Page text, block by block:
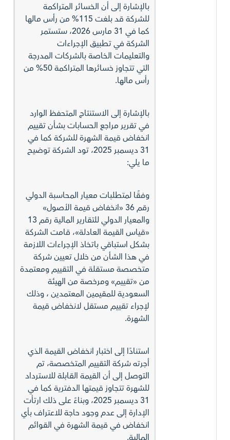
بالإشارة إلى أن الخسائر المتراكمة
للشركة قد بلغت 115% من رأس مالها
كما في 31 مارس 2026، ستستمر
الشركة في تطبيق الإجراءات
والتعليمات الخاصة بالشركات المدرجة
التي تتجاوز خسائرها المتراكمة 50% من
رأس مالها.
بالإشارة إلى الاستنتاج المتحفظ الوارد
في تقرير مراجع الحسابات بشأن تقييم
انخفاض قيمة الشهرة للشركة كما في
31 ديسمبر 2025، تود الشركة توضيح
ما يلي:
وفقًا لمتطلبات معيار المحاسبة الدولي
رقم 36 «انخفاض قيمة الأصول»
والمعيار الدولي للتقارير المالية رقم 13
«قياس القيمة العادلة»، قامت الشركة
بشكل استباقي باتخاذ الإجراءات اللازمة
في هذا الشأن من خلال تعيين شركة
متخصصة مستقلة في التقييم ومعتمدة
من «تقييم» ومرخصة من الهيئة
السعودية للمقيمين المعتمدين ، وذلك
لإجراء تقييم مستقل لانخفاض قيمة
الشهرة.
استنادًا إلى اختبار انخفاض القيمة الذي
أجرته شركة التقييم المتخصصة، تم
التوصل إلى أن القيمة القابلة للاسترداد
للشهرة تتجاوز قيمتها الدفترية كما في
31 ديسمبر 2025، وبناءً على ذلك ارتأت
الإدارة إلى عدم وجود حاجة للاعتراف بأي
انخفاض في قيمة الشهرة في القوائم
المالية.